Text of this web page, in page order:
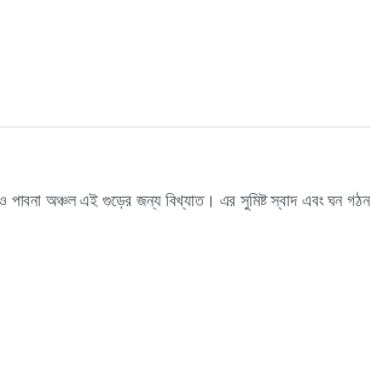
ও পাবনা অঞ্চল এই গুড়ের জন্য বিখ্যাত। এর সুমিষ্ট স্বাদ এবং ঘন